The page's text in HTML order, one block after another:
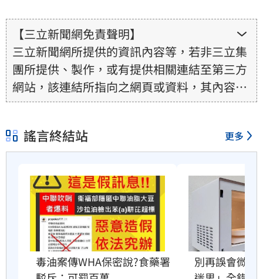
【三立新聞網免責聲明】
三立新聞網所提供的資訊內容等，若非三立集
團所提供、製作，或有提供相關連結至第三方
網站，該連結所指向之網頁或資料，其內容均
為所連結網站提供，相關權利均為該網站、內
其真實性、正確性、即時性、完整性或合法
性。三立新聞網所提供的資訊內容，若其著作
權不屬於三立集團所有，使用者未取得內容提
供者（著作權人）許可之前，亦不得擅自轉
貼、重製、變更、散布，否則概由使用者自負
全責。
謠言終結站 更多
毒油案傳WHA保密說?食藥署
別再誤會微波